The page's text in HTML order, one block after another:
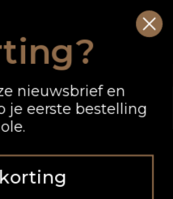
nieuwsbrief en
je eerste bestelling